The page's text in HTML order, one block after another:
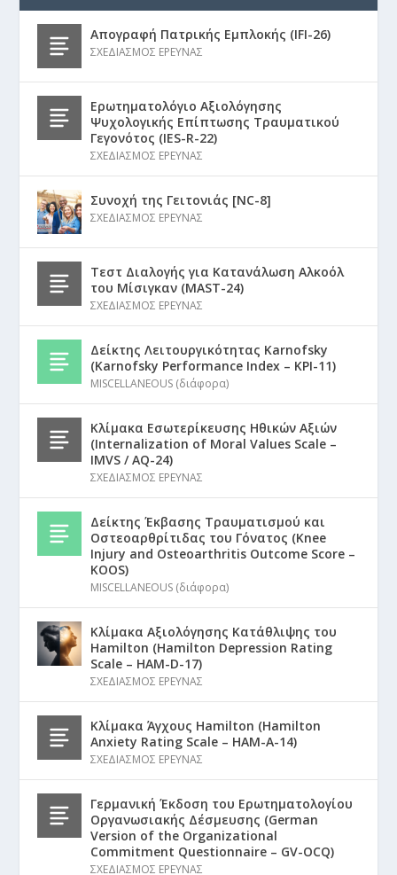
Απογραφή Πατρικής Εμπλοκής (IFI-26)
ΣΧΕΔΙΑΣΜΟΣ ΕΡΕΥΝΑΣ
Ερωτηματολόγιο Αξιολόγησης
Ψυχολογικής Επίπτωσης Τραυματικού
Γεγονότος (IES-R-22)
ΣΧΕΔΙΑΣΜΟΣ ΕΡΕΥΝΑΣ
Συνοχή της Γειτονιάς [NC-8]
ΣΧΕΔΙΑΣΜΟΣ ΕΡΕΥΝΑΣ
Τεστ Διαλογής για Κατανάλωση Αλκοόλ
του Μίσιγκαν (MAST-24)
ΣΧΕΔΙΑΣΜΟΣ ΕΡΕΥΝΑΣ
Δείκτης Λειτουργικότητας Karnofsky
(Karnofsky Performance Index – KPI-11)
MISCELLANEOUS (διάφορα)
Κλίμακα Εσωτερίκευσης Ηθικών Αξιών
(Internalization of Moral Values Scale –
IMVS / AQ-24)
ΣΧΕΔΙΑΣΜΟΣ ΕΡΕΥΝΑΣ
Δείκτης Έκβασης Τραυματισμού και
Οστεοαρθρίτιδας του Γόνατος (Knee
Injury and Osteoarthritis Outcome Score –
KOOS)
MISCELLANEOUS (διάφορα)
Κλίμακα Αξιολόγησης Κατάθλιψης του
Hamilton (Hamilton Depression Rating
Scale – HAM-D-17)
ΣΧΕΔΙΑΣΜΟΣ ΕΡΕΥΝΑΣ
Κλίμακα Άγχους Hamilton (Hamilton
Anxiety Rating Scale – HAM-A-14)
ΣΧΕΔΙΑΣΜΟΣ ΕΡΕΥΝΑΣ
Γερμανική Έκδοση του Ερωτηματολογίου
Οργανωσιακής Δέσμευσης (German
Version of the Organizational
Commitment Questionnaire – GV-OCQ)
ΣΧΕΔΙΑΣΜΟΣ ΕΡΕΥΝΑΣ